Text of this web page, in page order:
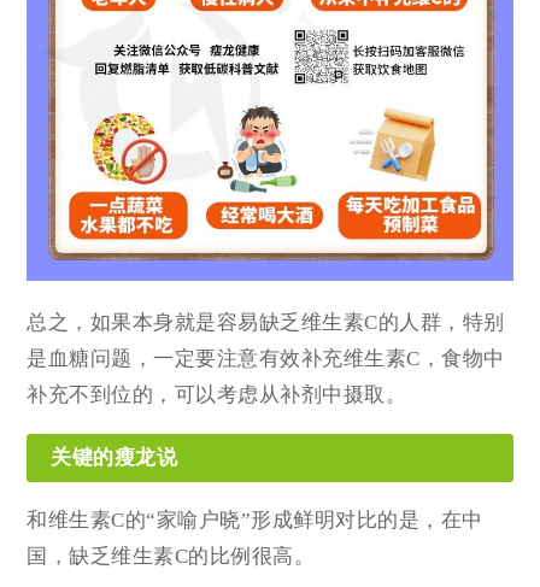
总之，如果本身就是容易缺乏维生素C的人群，特别
是血糖问题，一定要注意有效补充维生素C，食物中
补充不到位的，可以考虑从补剂中摄取。
关键的瘦龙说
和维生素C的“家喻户晓”形成鲜明对比的是，在中
国，缺乏维生素C的比例很高。